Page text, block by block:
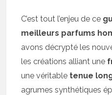
C’est tout l’enjeu de ce
meilleurs parfums
avons décrypté les
les créations alliant une
une véritable tenue
agrumes synthétiques